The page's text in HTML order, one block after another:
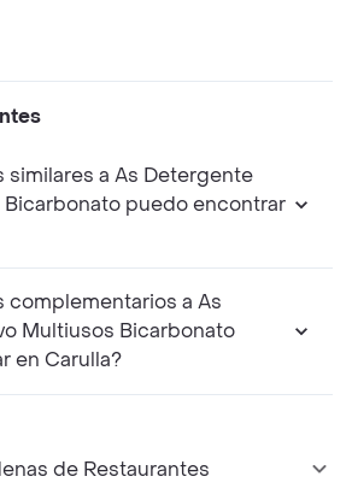
similares a As Detergente
Bicarbonato puedo encontrar
complementarios a As
Multiusos Bicarbonato
en Carulla?
de Restaurantes